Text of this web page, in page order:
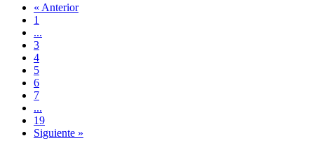
« Anterior
1
...
3
4
5
6
7
...
19
Siguiente »